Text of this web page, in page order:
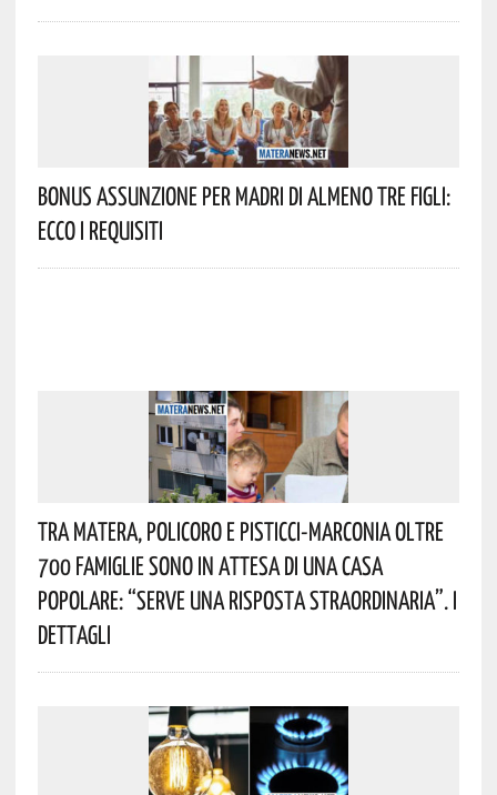
Bonus Assunzione Per Madri Di Almeno Tre Figli:
Ecco I Requisiti
Tra Matera, Policoro E Pisticci-Marconia Oltre
700 Famiglie Sono In Attesa Di Una Casa
Popolare: “serve Una Risposta Straordinaria”. I
Dettagli